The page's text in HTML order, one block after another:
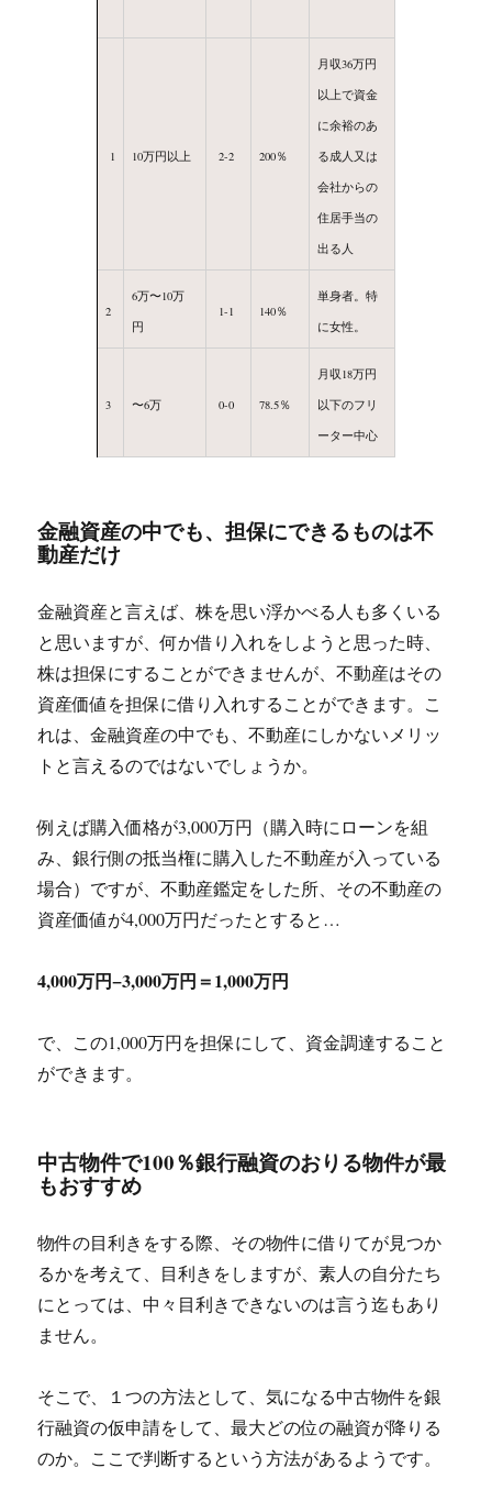
1 10万円以上 2-2 200％
月収36万円
以上で資金
に余裕のあ
る成人又は
会社からの
住居手当の
出る人
2
6万〜10万
円
1-1 140％
単身者。特
に女性。
3 〜6万 0-0 78.5％
月収18万円
以下のフリ
ーター中心
金融資産の中でも、担保にできるものは不
動産だけ
金融資産と言えば、株を思い浮かべる人も多くいる
と思いますが、何か借り入れをしようと思った時、
株は担保にすることができませんが、不動産はその
資産価値を担保に借り入れすることができます。こ
れは、金融資産の中でも、不動産にしかないメリッ
トと言えるのではないでしょうか。
例えば購入価格が3,000万円（購入時にローンを組
み、銀行側の抵当権に購入した不動産が入っている
場合）ですが、不動産鑑定をした所、その不動産の
資産価値が4,000万円だったとすると…
4,000万円−3,000万円＝1,000万円
で、この1,000万円を担保にして、資金調達すること
ができます。
中古物件で100％銀行融資のおりる物件が最
もおすすめ
物件の目利きをする際、その物件に借りてが見つか
るかを考えて、目利きをしますが、素人の自分たち
にとっては、中々目利きできないのは言う迄もあり
ません。
そこで、１つの方法として、気になる中古物件を銀
行融資の仮申請をして、最大どの位の融資が降りる
のか。ここで判断するという方法があるようです。